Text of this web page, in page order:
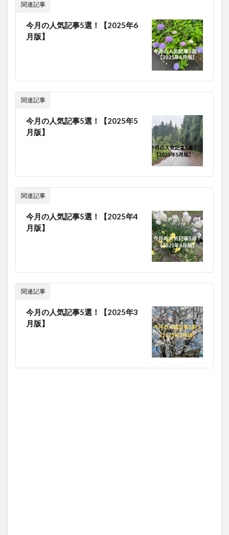
関連記事
今月の人気記事5選！【2025年6
月版】
関連記事
今月の人気記事5選！【2025年5
月版】
関連記事
今月の人気記事5選！【2025年4
月版】
関連記事
今月の人気記事5選！【2025年3
月版】